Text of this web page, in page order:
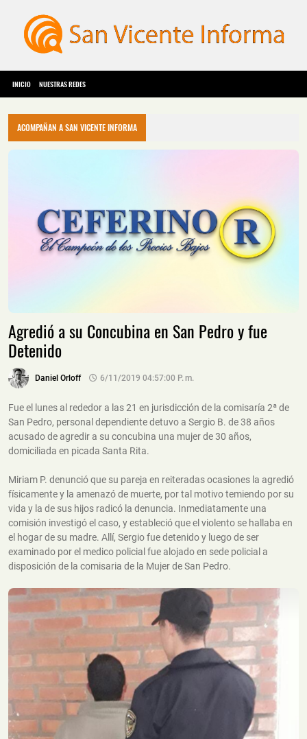
INICIO NUESTRAS REDES
ACOMPAÑAN A SAN VICENTE INFORMA
Agredió a su Concubina en San Pedro y fue
Detenido
Daniel Orloff 6/11/2019 04:57:00 P. M.
Fue el lunes al rededor a las 21 en jurisdicción de la comisaría 2ª de
San Pedro, personal dependiente detuvo a Sergio B. de 38 años
acusado de agredir a su concubina una mujer de 30 años,
domiciliada en picada Santa Rita.
Miriam P. denunció que su pareja en reiteradas ocasiones la agredió
físicamente y la amenazó de muerte, por tal motivo temiendo por su
vida y la de sus hijos radicó la denuncia. Inmediatamente una
comisión investigó el caso, y estableció que el violento se hallaba en
el hogar de su madre. Allí, Sergio fue detenido y luego de ser
examinado por el medico policial fue alojado en sede policial a
disposición de la comisaria de la Mujer de San Pedro.